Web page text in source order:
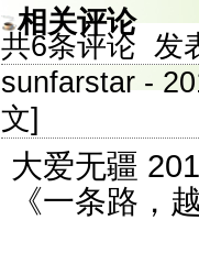
相关评论
共6条评论 发
sunfarstar -
文]
大爱无疆
《一条路，